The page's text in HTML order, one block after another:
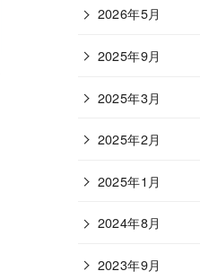
2026年5月
2025年9月
2025年3月
2025年2月
2025年1月
2024年8月
2023年9月